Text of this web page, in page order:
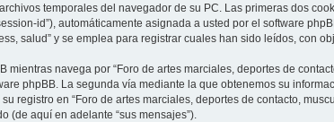
temporales del navegador de su PC. Las primeras dos
id”), automáticamente asignada a usted por el software
salud” y se emplea para registrar cuales han sido leídos, con
navega por “Foro de artes marciales, deportes de
phpBB. La segunda vía mediante la que obtenemos su
registro en “Foro de artes marciales, deportes de contacto,
(de aquí en adelante “sus mensajes”).